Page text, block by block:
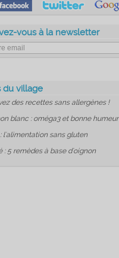
vous à la newsletter
du village
des recettes sans allergènes !
blanc : oméga3 et bonne humeur
l'alimentation sans gluten
: 5 remèdes à base d'oignon